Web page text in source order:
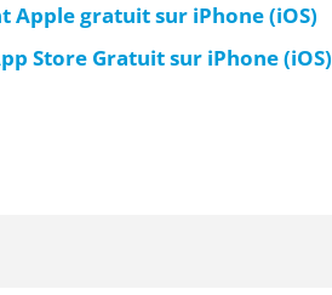
gratuit sur iPhone (iOS)
Store Gratuit sur iPhone (iOS)